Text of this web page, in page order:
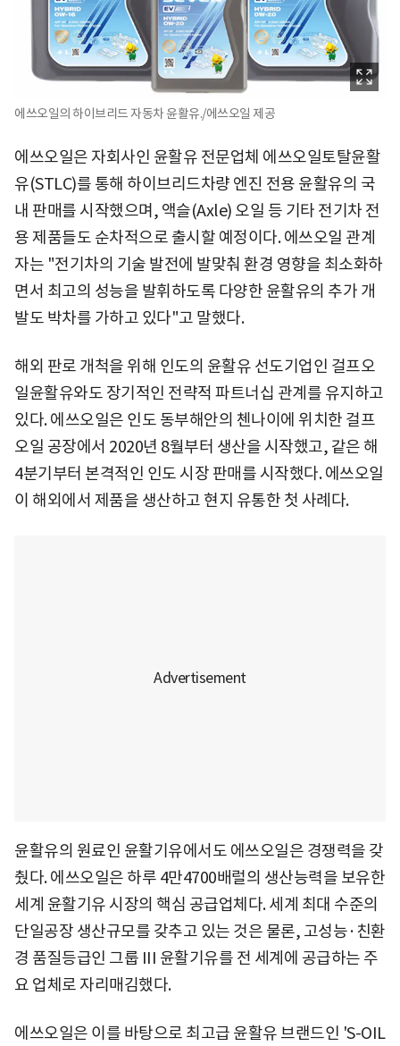
에쓰오일의 하이브리드 자동차 윤활유./에쓰오일 제공
에쓰오일은 자회사인 윤활유 전문업체 에쓰오일토탈윤활
유(STLC)를 통해 하이브리드차량 엔진 전용 윤활유의 국
내 판매를 시작했으며, 액슬(Axle) 오일 등 기타 전기차 전
용 제품들도 순차적으로 출시할 예정이다. 에쓰오일 관계
자는 "전기차의 기술 발전에 발맞춰 환경 영향을 최소화하
면서 최고의 성능을 발휘하도록 다양한 윤활유의 추가 개
발도 박차를 가하고 있다"고 말했다.
해외 판로 개척을 위해 인도의 윤활유 선도기업인 걸프오
일윤활유와도 장기적인 전략적 파트너십 관계를 유지하고
있다. 에쓰오일은 인도 동부해안의 첸나이에 위치한 걸프
오일 공장에서 2020년 8월부터 생산을 시작했고, 같은 해
4분기부터 본격적인 인도 시장 판매를 시작했다. 에쓰오일
이 해외에서 제품을 생산하고 현지 유통한 첫 사례다.
윤활유의 원료인 윤활기유에서도 에쓰오일은 경쟁력을 갖
췄다. 에쓰오일은 하루 4만4700배럴의 생산능력을 보유한
세계 윤활기유 시장의 핵심 공급업체다. 세계 최대 수준의
단일공장 생산규모를 갖추고 있는 것은 물론, 고성능·친환
경 품질등급인 그룹 III 윤활기유를 전 세계에 공급하는 주
요 업체로 자리매김했다.
에쓰오일은 이를 바탕으로 최고급 윤활유 브랜드인 'S-OIL